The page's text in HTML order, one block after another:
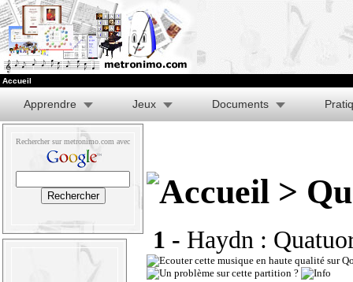
Accueil
Apprendre Jeux Documents
Rechercher sur metronimo.com avec
>
1 - Haydn :